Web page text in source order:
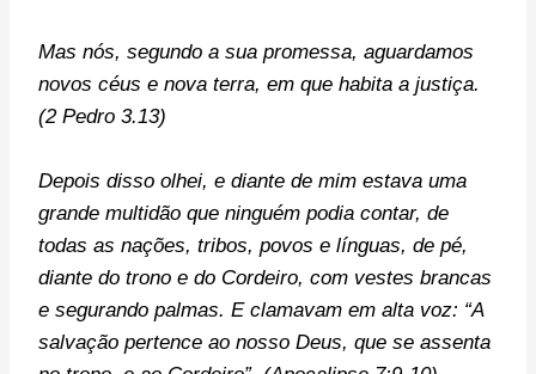
Mas nós, segundo a sua promessa, aguardamos
novos céus e nova terra, em que habita a justiça.
(2 Pedro 3.13)
Depois disso olhei, e diante de mim estava uma
grande multidão que ninguém podia contar, de
todas as nações, tribos, povos e línguas, de pé,
diante do trono e do Cordeiro, com vestes brancas
e segurando palmas. E clamavam em alta voz: “A
salvação pertence ao nosso Deus, que se assenta